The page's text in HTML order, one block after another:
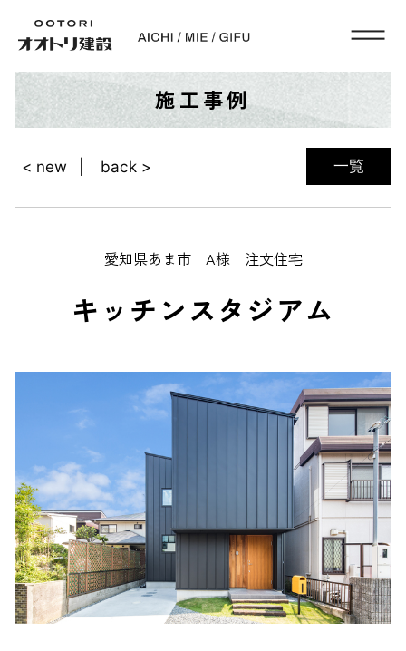
施工事例
一覧
< new back >
愛知県あま市 A様 注文住宅
キッチンスタジアム